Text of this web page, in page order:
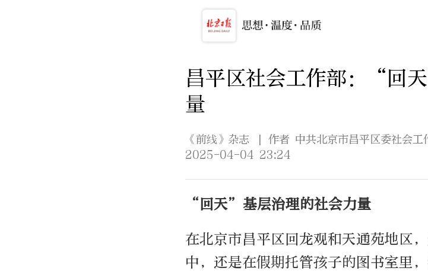
昌平区社会工作部：“回
量
《前线》杂志
| 作者 中共北京市昌平区委社会工
2025-04-04 23:24
“回天”基层治理的社会力量
在北京市昌平区回龙观和天通苑地区
中，还是在假期托管孩子的图书室里